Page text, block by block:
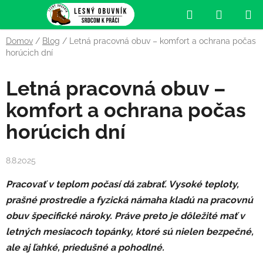
obsah
Hľadať
KOŠÍK
Domov / Blog /
Letná pracovná obuv – komfort a ochrana počas
horúcich dní
Letná pracovná obuv –
komfort a ochrana počas
horúcich dní
8.8.2025
Pracovať v teplom počasí dá zabrať. Vysoké teploty,
prašné prostredie a fyzická námaha kladú na pracovnú
obuv špecifické nároky. Práve preto je dôležité mať v
letných mesiacoch topánky, ktoré sú nielen bezpečné,
ale aj ľahké, priedušné a pohodlné.